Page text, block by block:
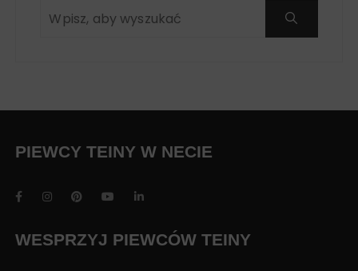
PIEWCY TEINY W NECIE
WESPRZYJ PIEWCÓW TEINY